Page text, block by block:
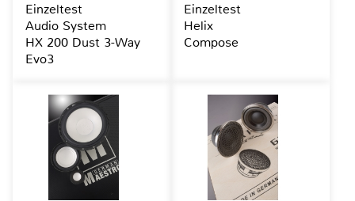
Einzeltest
Audio System
HX 200 Dust 3-Way
Evo3
Einzeltest
Helix
Compose